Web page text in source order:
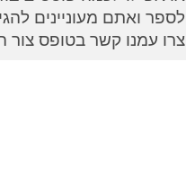
צרו עמנו קשר בטופס